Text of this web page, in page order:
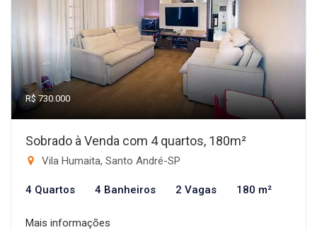
R$ 730.000
Sobrado à Venda com 4 quartos, 180m²
Vila Humaita, Santo André-SP
4 Quartos 4 Banheiros 2 Vagas 180 m²
Mais informações